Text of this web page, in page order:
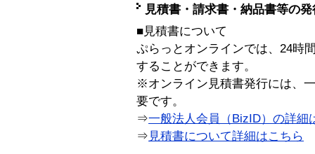
見積書・請求書・納品書等の
■見積書について
ぷらっとオンラインでは、24時
することができます。
※オンライン見積書発行には、
要です。
⇒一般法人会員（BizID）の詳細
⇒ 見積書について詳細はこちら